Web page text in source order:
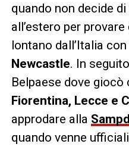
quando non decide
all’estero per
lontano dall’Italia
Newcastle. In
Belpaese dove giocò
Fiorentina, Lecce e
approdare alla
quando venne